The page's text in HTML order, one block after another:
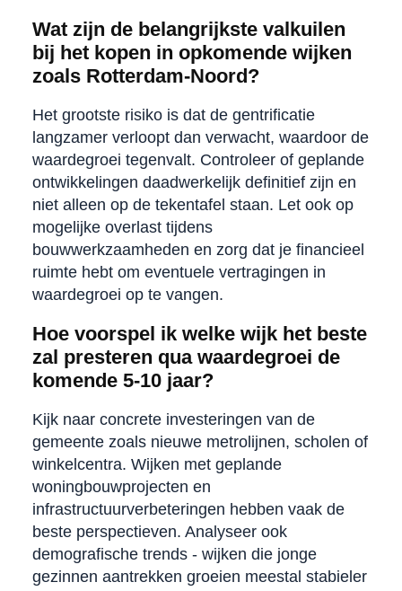
Wat zijn de belangrijkste valkuilen
bij het kopen in opkomende wijken
zoals Rotterdam-Noord?
Het grootste risiko is dat de gentrificatie
langzamer verloopt dan verwacht, waardoor de
waardegroei tegenvalt. Controleer of geplande
ontwikkelingen daadwerkelijk definitief zijn en
niet alleen op de tekentafel staan. Let ook op
mogelijke overlast tijdens
bouwwerkzaamheden en zorg dat je financieel
ruimte hebt om eventuele vertragingen in
waardegroei op te vangen.
Hoe voorspel ik welke wijk het beste
zal presteren qua waardegroei de
komende 5-10 jaar?
Kijk naar concrete investeringen van de
gemeente zoals nieuwe metrolijnen, scholen of
winkelcentra. Wijken met geplande
woningbouwprojecten en
infrastructuurverbeteringen hebben vaak de
beste perspectieven. Analyseer ook
demografische trends - wijken die jonge
gezinnen aantrekken groeien meestal stabieler